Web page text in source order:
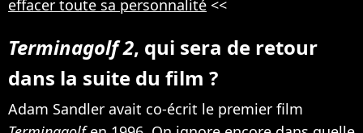
effacer toute sa personnalité <<
Terminagolf 2, qui sera de retour
dans la suite du film ?
Adam Sandler avait co-écrit le premier film